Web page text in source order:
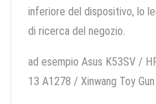
inferiore del dispositivo, lo
di ricerca del negozio.
ad esempio Asus K53SV /
13 A1278 / Xinwang Toy Gun